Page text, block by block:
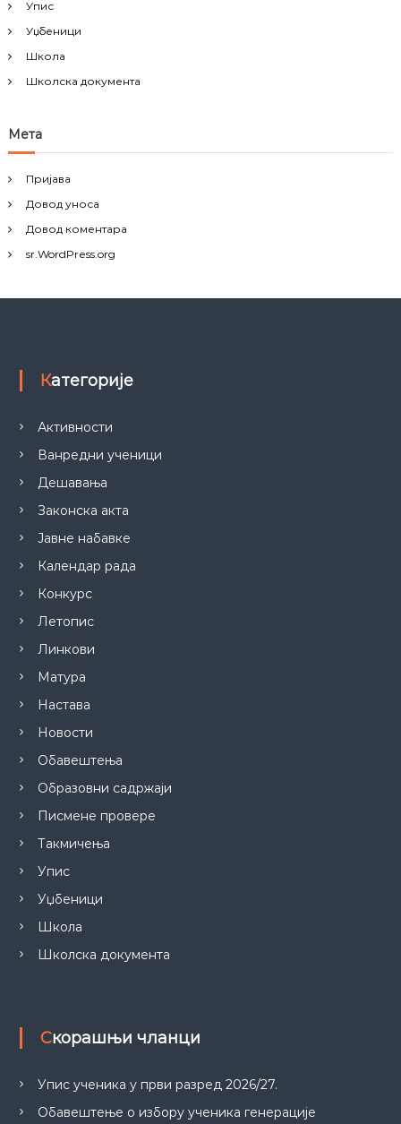
Упис
Уџбеници
Школа
Школска документа
Мета
Пријава
Довод уноса
Довод коментара
sr.WordPress.org
Категорије
Активности
Ванредни ученици
Дешавања
Законска акта
Јавне набавке
Календар рада
Конкурс
Летопис
Линкови
Матура
Настава
Новости
Обавештења
Образовни садржаји
Писмене провере
Такмичења
Упис
Уџбеници
Школа
Школска документа
Скорашњи чланци
Упис ученика у први разред 2026/27.
Обавештење о избору ученика генерације